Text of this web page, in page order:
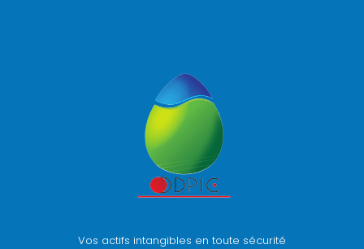
Vos actifs intangibles en toute sécurité